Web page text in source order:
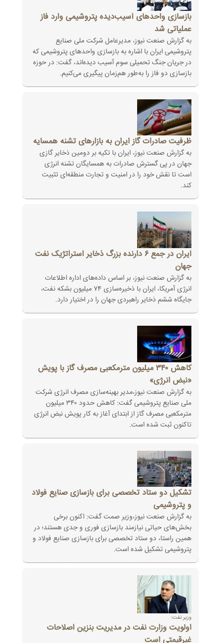
بازسازی واحدهای آسیب‌دیده پتروشیمی وارد فاز
عملیاتی شد
به گزارش صنعت نیوز، مدیرعامل شرکت ملی صنایع
پتروشیمی ایران با اشاره به بازسازی واحدهای پتروشیمی که
در جریان جنگ تحمیلی ‏سوم آسیب دیده‌اند، گفت: در حوزه
بازسازی دو فاز را به‌طور هم‌زمان پیگیری می‌کنیم‎.‎
ظرفیت صادرات گاز ایران به بازارهای تشنه همسایه
به گزارش صنعت نیوز، ایران با تکیه بر دومین ذخایر گازی
جهان در پی گسترش صادرات به همسایگان تشنه انرژی
است تا نقش خود را در امنیت و ‏تجارت منطقه‌ای تثبیت
کند‎.‎
ایران در جمع ۶ دارنده بزرگ ذخایر استراتژیک نفت
جهان
به گزارش صنعت نیوز، بر اساس داده‌های اداره اطلاعات
انرژی آمریکا، ایران با ذخیره‌سازی ۷۴ میلیون بشکه نفت،
جایگاه ششم ذخایر ‏راهبردی جهان را در اختیار دارد‎.‎
کاهش ۳۴۰ میلیون مترمکعبی مصرف گاز با پویش
«نبض انرژی»
به گزارش صنعت نیوز،مدیر بهینه‌سازی مصرف انرژی شرکت
ملی صنایع پتروشیمی گفت: کاهش حدود ۳۴۰ میلیون
مترمکعبی مصرف گاز از ‏ابتدای آغاز به کار پویش نبض انرژی
تاکنون ثبت شده است‎.‎
تشکیل دو ستاد تخصصی برای بازسازی صنایع فولاد
و پتروشیمی
به گزارش صنعت نیوز،وزیر صمت گفت: اکنون برخی
بخش‌های حیاتی نیازمند بازسازی فوری و جدی هستند؛ در
همین راستا، دو ستاد تخصصی برای بازسازی صنایع فولاد و
پتروشیمی تشکیل شده است.
وزیر نفت:
اولویت وزارت نفت در مدیریت بنزین اصلاحات
غیرقیمتی است